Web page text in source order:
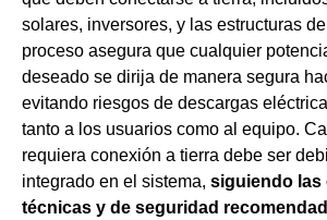
solares, inversores, y las estructuras
proceso asegura que cualquier
deseado se dirija de manera segura
evitando riesgos de descargas
tanto a los usuarios como al equipo.
requiera conexión a tierra debe ser
integrado en el sistema, siguiendo las
técnicas y de seguridad